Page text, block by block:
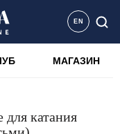
EN
МАГАЗИН
катания